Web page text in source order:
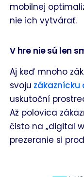
mobilnej
nie ich vytvárať.
V hre nie sú len
Aj keď mnoho
svoju zákaznícku
uskutoční
Až polovica
čisto na „digital
prezeranie si